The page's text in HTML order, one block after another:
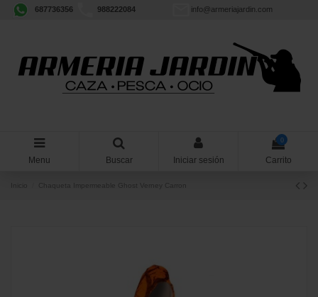
687736356 988222084 info@armeriajardin.com
Menu Buscar Iniciar sesión
0
Carrito
Chaqueta Impermeable Ghost Verney Carron